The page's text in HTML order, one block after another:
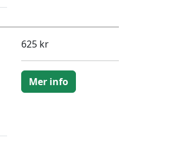
625 kr
Mer info